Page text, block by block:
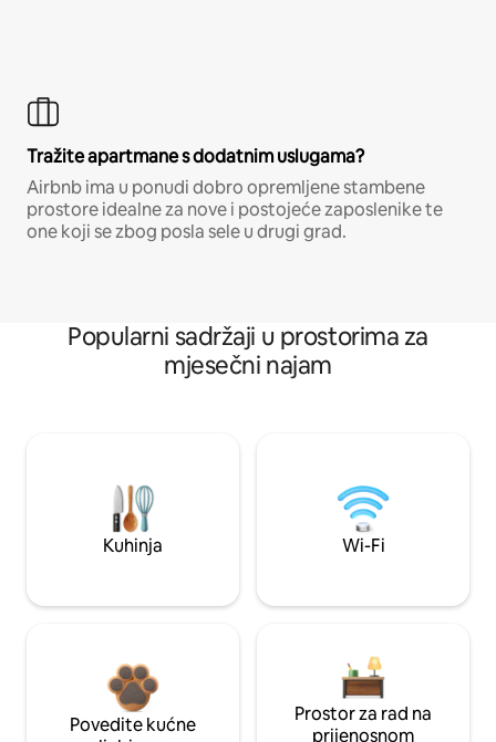
Tražite apartmane s dodatnim uslugama?
Airbnb ima u ponudi dobro opremljene stambene
prostore idealne za nove i postojeće zaposlenike te
one koji se zbog posla sele u drugi grad.
Popularni sadržaji u prostorima za
mjesečni najam
Kuhinja Wi-Fi
Povedite kućne
Prostor za rad na
prijenosnom